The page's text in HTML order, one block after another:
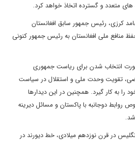
متعدد و گسترده اتخاذ خواهد کرد.
کرزی، رئیس جمهور سابق افغانستان
منافع ملی افغانستان به رئیس جمهور کنونی
انتخاب شدن برای ریاست جمهوری
تقویت وحدت ملی و استقلال در سیاست
را به کار گیرد. همچنین در این دیدارها
روابط دوجانبه با پاکستان و مسائل دیرینه
در قرن نوزدهم میلادی، خط دیورند در